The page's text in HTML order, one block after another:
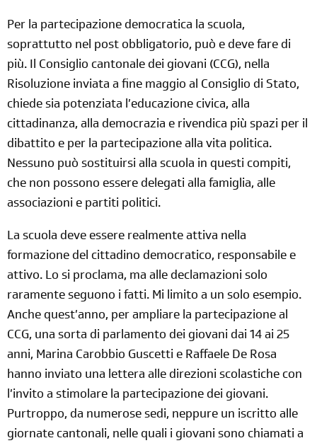
Per la partecipazione democratica la scuola,
soprattutto nel post obbligatorio, può e deve fare di
più. Il Consiglio cantonale dei giovani (CCG), nella
Risoluzione inviata a fine maggio al Consiglio di Stato,
chiede sia potenziata l’educazione civica, alla
cittadinanza, alla democrazia e rivendica più spazi per il
dibattito e per la partecipazione alla vita politica.
Nessuno può sostituirsi alla scuola in questi compiti,
che non possono essere delegati alla famiglia, alle
associazioni e partiti politici.
La scuola deve essere realmente attiva nella
formazione del cittadino democratico, responsabile e
attivo. Lo si proclama, ma alle declamazioni solo
raramente seguono i fatti. Mi limito a un solo esempio.
Anche quest’anno, per ampliare la partecipazione al
CCG, una sorta di parlamento dei giovani dai 14 ai 25
anni, Marina Carobbio Guscetti e Raffaele De Rosa
hanno inviato una lettera alle direzioni scolastiche con
l’invito a stimolare la partecipazione dei giovani.
Purtroppo, da numerose sedi, neppure un iscritto alle
giornate cantonali, nelle quali i giovani sono chiamati a